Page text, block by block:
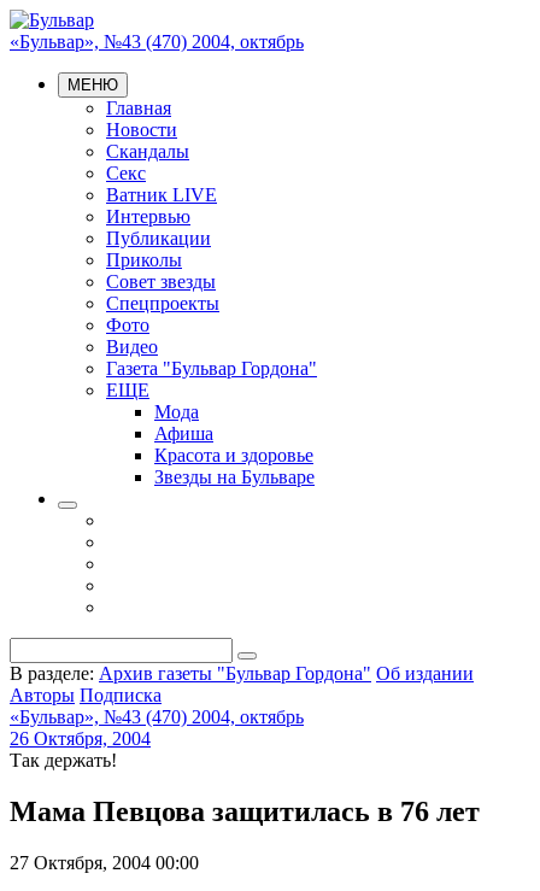
«Бульвар», №43 (470) 2004, октябрь
МЕНЮ
Главная
Новости
Скандалы
Секс
Ватник LIVE
Интервью
Публикации
Приколы
Совет звезды
Спецпроекты
Фото
Видео
Газета "Бульвар Гордона"
ЕЩЕ
Мода
Афиша
Красота и здоровье
Звезды на Бульваре
В разделе: Архив газеты "Бульвар Гордона" Об издании
Авторы Подписка
«Бульвар», №43 (470) 2004, октябрь
26 Октября, 2004
Так держать!
Мама Певцова защитилась в 76 лет
27 Октября, 2004 00:00